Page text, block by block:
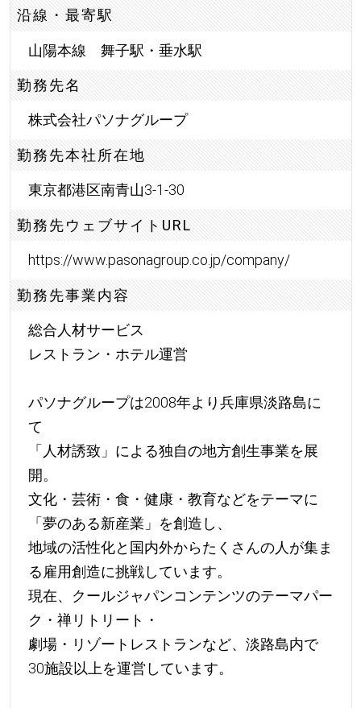
沿線・最寄駅
山陽本線 舞子駅・垂水駅
勤務先名
株式会社パソナグループ
勤務先本社所在地
東京都港区南青山3-1-30
勤務先ウェブサイトURL
https://www.pasonagroup.co.jp/company/
勤務先事業内容
総合人材サービス
レストラン・ホテル運営
パソナグループは2008年より兵庫県淡路島に
て
「人材誘致」による独自の地方創生事業を展
開。
文化・芸術・食・健康・教育などをテーマに
「夢のある新産業」を創造し、
地域の活性化と国内外からたくさんの人が集ま
る雇用創造に挑戦しています。
現在、クールジャパンコンテンツのテーマパー
ク・禅リトリート・
劇場・リゾートレストランなど、淡路島内で
30施設以上を運営しています。